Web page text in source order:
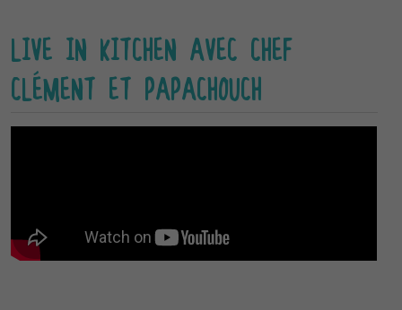
LIVE IN KITCHEN AVEC CHEF
CLÉMENT ET PAPACHOUCH